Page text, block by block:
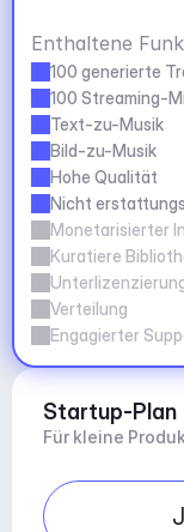
Enthaltene
100 generierte
100 Streaming-
Text-zu-Musik
Bild-zu-Musik
Hohe Qualität
Nicht
Monetarisierter
Kuratiere
Verteilung
Engagierter
Startup-Plan
Für kleine